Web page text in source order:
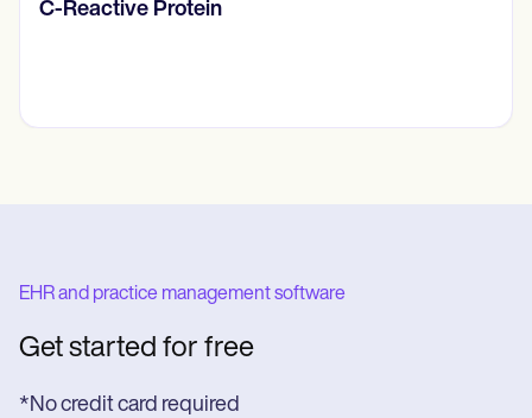
Diario de pensamientos
EHR and practice management software
Get started for free
*No credit card required